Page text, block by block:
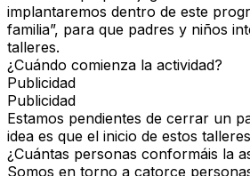
implantaremos dentro de este
familia”, para que padres y niños
talleres.
¿Cuándo comienza la actividad?
Publicidad
Publicidad
Estamos pendientes de cerrar un
idea es que el inicio de estos
¿Cuántas personas conformáis la
Somos en torno a catorce